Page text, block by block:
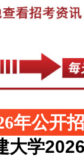
年公开
大学